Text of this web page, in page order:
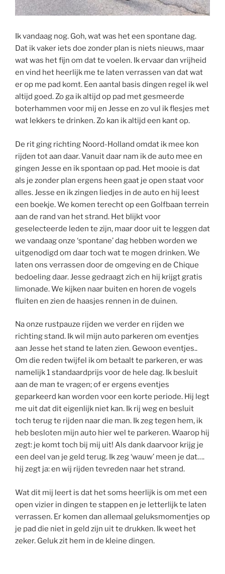
Ik vandaag nog. Goh, wat was het een spontane dag.
Dat ik vaker iets doe zonder plan is niets nieuws, maar
wat was het fijn om dat te voelen. Ik ervaar dan vrijheid
en vind het heerlijk me te laten verrassen van dat wat
er op me pad komt. Een aantal basis dingen regel ik wel
altijd goed. Zo ga ik altijd op pad met gesmeerde
boterhammen voor mij en Jesse en zo vul ik flesjes met
wat lekkers te drinken. Zo kan ik altijd een kant op.
De rit ging richting Noord-Holland omdat ik mee kon
rijden tot aan daar.Vanuit daar nam ik de auto mee en
gingen Jesse en ik spontaan op pad. Het mooie is dat
als je zonder plan ergens heen gaat je open staat voor
alles. Jesse en ik zingen liedjes in de auto en hij leest
een boekje. We komen terecht op een Golfbaan terrein
aan de rand van het strand. Het blijkt voor
geselecteerde leden te zijn, maar door uit te leggen dat
we vandaag onze ‘spontane’ dag hebben worden we
uitgenodigd om daar toch wat te mogen drinken. We
laten ons verrassen door de omgeving en de Chique
bedoeling daar. Jesse gedraagt zich en hij krijgt gratis
limonade. We kijken naar buiten en horen de vogels
fluiten en zien de haasjes rennen in de duinen.
Na onze rustpauze rijden we verder en rijden we
richting stand. Ik wil mijn auto parkeren om eventjes
aan Jesse het stand te laten zien. Gewoon eventjes..
Om die reden twijfel ik om betaalt te parkeren, er was
namelijk 1 standaardprijs voor de hele dag. Ik besluit
aan de man te vragen; of er ergens eventjes
geparkeerd kan worden voor een korte periode. Hij legt
me uit dat dit eigenlijk niet kan. Ik rij weg en besluit
toch terug te rijden naar die man. Ik zeg tegen hem, ik
heb besloten mijn auto hier wel te parkeren. Waarop hij
zegt: je komt toch bij mij uit! Als dank daarvoor krijg je
een deel van je geld terug. Ik zeg ‘wauw’ meen je dat….
hij zegt ja: en wij rijden tevreden naar het strand.
Wat dit mij leert is dat het soms heerlijk is om met een
open vizier in dingen te stappen en je letterlijk te laten
verrassen. Er komen dan allemaal geluksmomentjes op
je pad die niet in geld zijn uit te drukken. Ik weet het
zeker. Geluk zit hem in de kleine dingen.